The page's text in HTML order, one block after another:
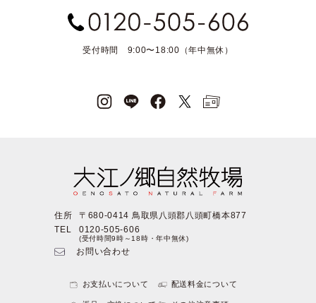
受付時間 9:00〜18:00（年中無休）
住所
〒680-0414 鳥取県八頭郡八頭町橋本877
TEL
0120-505-606
(受付時間9時～18時・年中無休)
お問い合わせ
お支払いについて 配送料金について